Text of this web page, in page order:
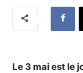
Le 3 mai est le